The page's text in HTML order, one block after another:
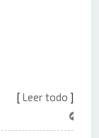
[ Leer todo ]